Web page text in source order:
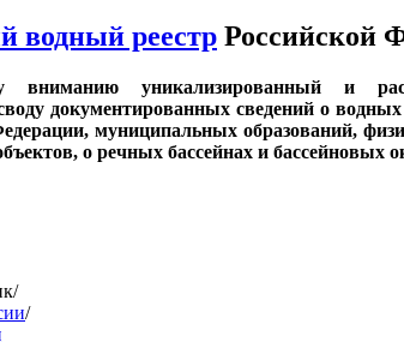
водный реестр Российской
вниманию уникализированный и
документированных сведений о
муниципальных образований,
о речных бассейнах и бассейновых
/
/